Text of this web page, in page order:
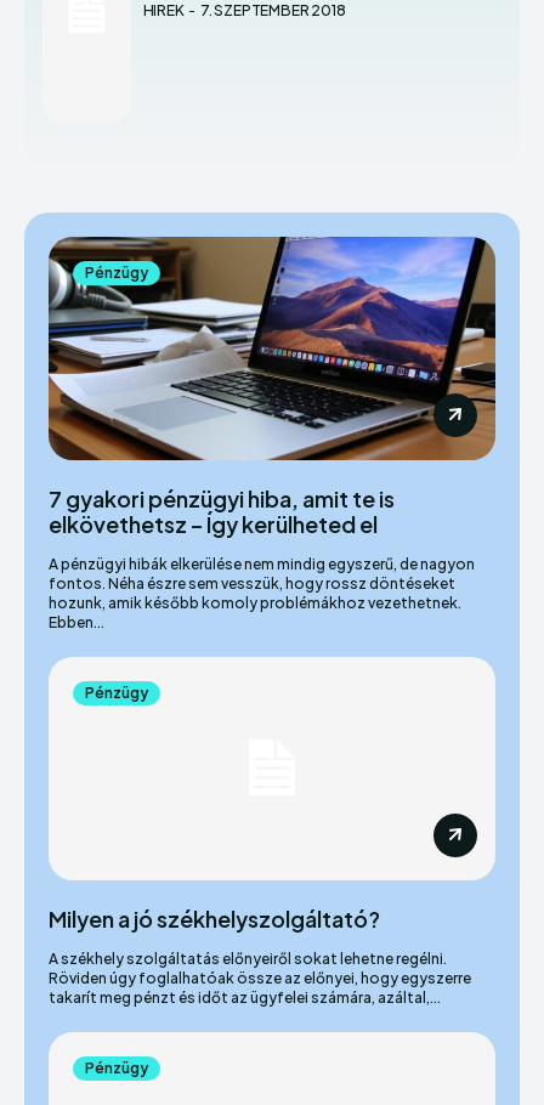
HIREK - 7. SZEPTEMBER 2018
Pénzügy
7 gyakori pénzügyi hiba, amit te is
elkövethetsz – Így kerülheted el
A pénzügyi hibák elkerülése nem mindig egyszerű, de nagyon
fontos. Néha észre sem vesszük, hogy rossz döntéseket
hozunk, amik később komoly problémákhoz vezethetnek.
Ebben...
Pénzügy
Milyen a jó székhelyszolgáltató?
A székhely szolgáltatás előnyeiről sokat lehetne regélni.
Röviden úgy foglalhatóak össze az előnyei, hogy egyszerre
takarít meg pénzt és időt az ügyfelei számára, azáltal,...
Pénzügy